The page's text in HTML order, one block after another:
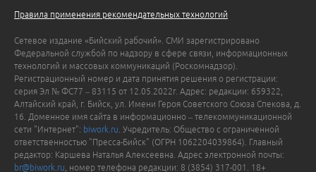
Правила применения рекомендательных технологий
Сетевое издание «Бийский рабочий». СМИ зарегистрировано
Федеральной службой по надзору в сфере связи, информационных
технологий и массовых коммуникаций (Роскомнадзор).
Регистрационный номер и дата принятия решения о регистрации:
серия Эл № ФС77 – 83115 от 12.05.2022г. Адрес: редакции: 659322,
Алтайский край, г. Бийск, ул. Имени Героя Советского Союза Спекова, д.
16. Доменное имя сайта в информационно – телекоммуникационной
сети "Интернет": biwork.ru . Учредитель: Общество с ограниченной
ответственностью "Пресса-Бийск" (ОГРН 1062204039864). Главный
редактор: Каршева Наталья Алексеевна. Адрес электронной почты:
br@biwork.ru , номер телефона редакции: 8 (3854) 317-001. 18+